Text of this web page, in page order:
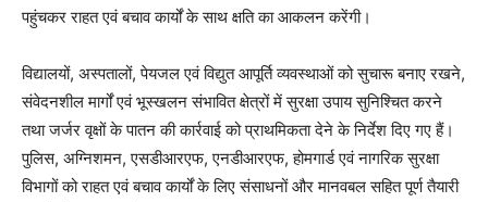
पहुंचकर राहत एवं बचाव कार्यों के साथ क्षति का आकलन करेंगी।
विद्यालयों, अस्पतालों, पेयजल एवं विद्युत आपूर्ति व्यवस्थाओं को सुचारू बनाए रखने,
संवेदनशील मार्गों एवं भूस्खलन संभावित क्षेत्रों में सुरक्षा उपाय सुनिश्चित करने
तथा जर्जर वृक्षों के पातन की कार्रवाई को प्राथमिकता देने के निर्देश दिए गए हैं।
पुलिस, अग्निशमन, एसडीआरएफ, एनडीआरएफ, होमगार्ड एवं नागरिक सुरक्षा
विभागों को राहत एवं बचाव कार्यों के लिए संसाधनों और मानवबल सहित पूर्ण तैयारी